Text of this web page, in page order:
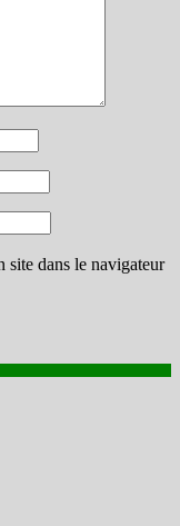
site dans le navigateur